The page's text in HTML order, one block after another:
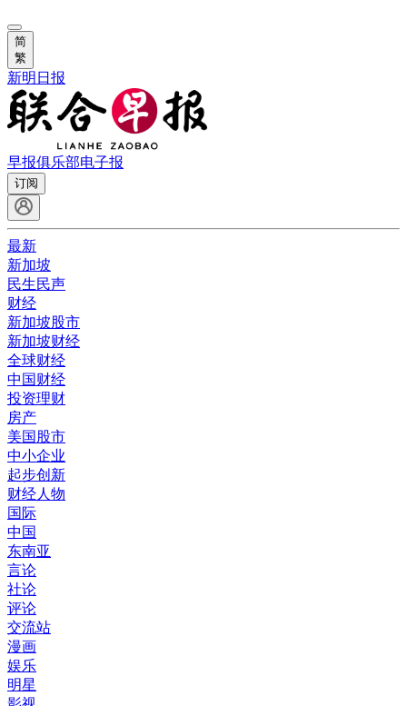
简
繁
新明日报
早报俱乐部电子报
订阅
最新
新加坡
民生民声
财经
新加坡股市
新加坡财经
全球财经
中国财经
投资理财
房产
美国股市
中小企业
起步创新
财经人物
国际
中国
东南亚
言论
社论
评论
交流站
漫画
娱乐
明星